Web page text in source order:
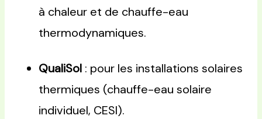
à chaleur et de chauffe-eau
thermodynamiques.
QualiSol : pour les installations solaires
thermiques (chauffe-eau solaire
individuel, CESI).